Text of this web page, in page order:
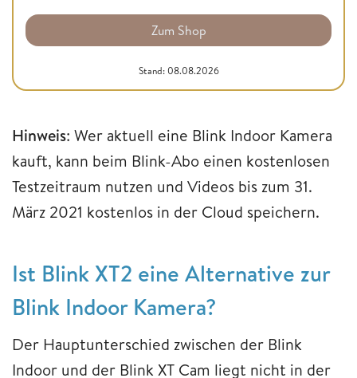
Zum Shop
Stand: 08.08.2026
Hinweis: Wer aktuell eine Blink Indoor Kamera
kauft, kann beim Blink-Abo einen kostenlosen
Testzeitraum nutzen und Videos bis zum 31.
März 2021 kostenlos in der Cloud speichern.
Ist Blink XT2 eine Alternative zur
Blink Indoor Kamera?
Der Hauptunterschied zwischen der Blink
Indoor und der Blink XT Cam liegt nicht in der